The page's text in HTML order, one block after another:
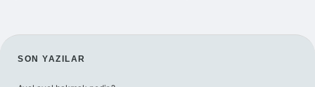
SIDEBAR
SON YAZILAR